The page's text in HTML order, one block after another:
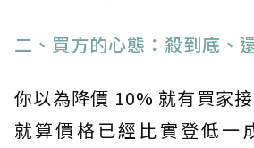
二、買方的心態：殺到底、
你以為降價 10% 就有買家
就算價格已經比實登低一